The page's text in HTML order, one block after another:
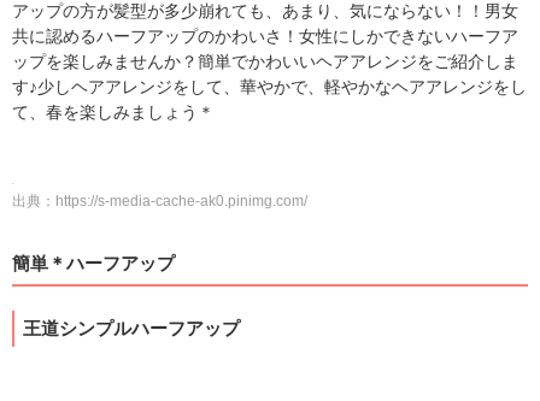
アップの方が髪型が多少崩れても、あまり、気にならない！！男女
共に認めるハーフアップのかわいさ！女性にしかできないハーフア
ップを楽しみませんか？簡単でかわいいヘアアレンジをご紹介しま
す♪少しヘアアレンジをして、華やかで、軽やかなヘアアレンジをし
て、春を楽しみましょう＊
出典： https://s-media-cache-ak0.pinimg.com/
簡単＊ハーフアップ
王道シンプルハーフアップ